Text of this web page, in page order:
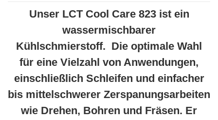
Unser LCT Cool Care 823 ist ein
wassermischbarer
Kühlschmierstoff. Die optimale Wahl
für eine Vielzahl von Anwendungen,
einschließlich Schleifen und einfacher
bis mittelschwerer Zerspanungsarbeiten
wie Drehen, Bohren und Fräsen. Er